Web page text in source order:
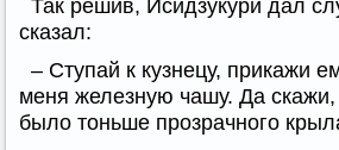
Так решив, Исидзукури дал
сказал:
– Ступай к кузнецу, прикажи
меня железную чашу. Да
было тоньше прозрачного